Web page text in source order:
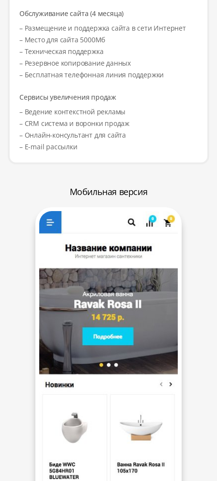
Обслуживание сайта (4 месяца)
– Размещение и поддержка сайта в сети Интернет
– Место для сайта 5000Мб
– Техническая поддержка
– Резервное копирование данных
– Бесплатная телефонная линия поддержки
Сервисы увеличения продаж
– Ведение контекстной рекламы
– CRM система и воронки продаж
– Онлайн-консультант для сайта
– E-mail рассылки
Мобильная версия